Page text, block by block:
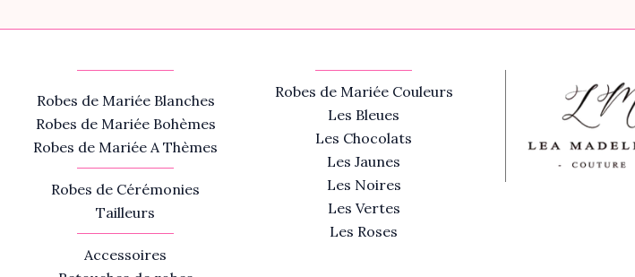
Robes de Mariée Blanches
Robes de Mariée Bohèmes
Robes de Mariée A Thèmes
Robes de Cérémonies
Tailleurs
Accessoires
Robes de Mariée Couleurs
Les Bleues
Les Chocolats
Les Jaunes
Les Noires
Les Vertes
Les Roses